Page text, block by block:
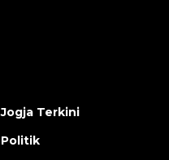
Jogja Terkini
Politik